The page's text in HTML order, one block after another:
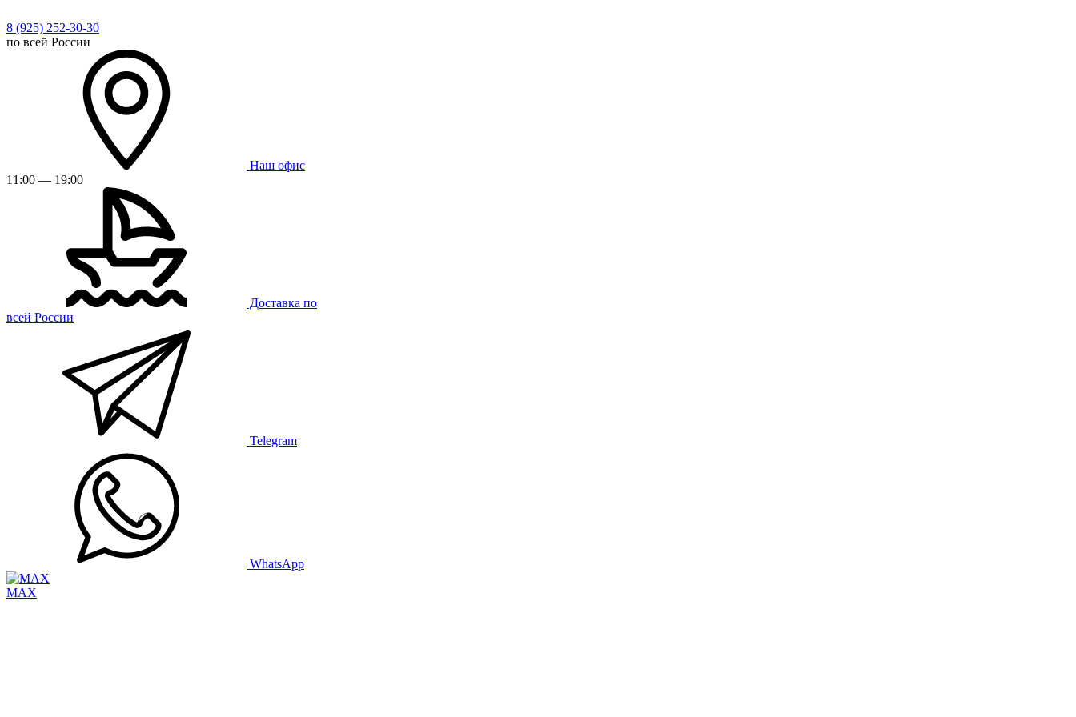
8 (925) 252-30-30
по всей России
Наш офис
11:00 — 19:00
Доставка по
всей России
Telegram
WhatsApp
MAX